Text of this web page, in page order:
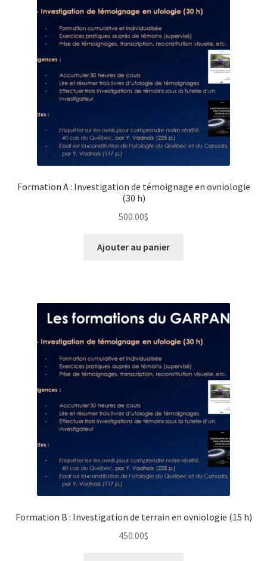
Formation A : Investigation de témoignage en ovniologie
(30 h)
500.00$
Ajouter au panier
Formation B : Investigation de terrain en ovniologie (15 h)
450.00$